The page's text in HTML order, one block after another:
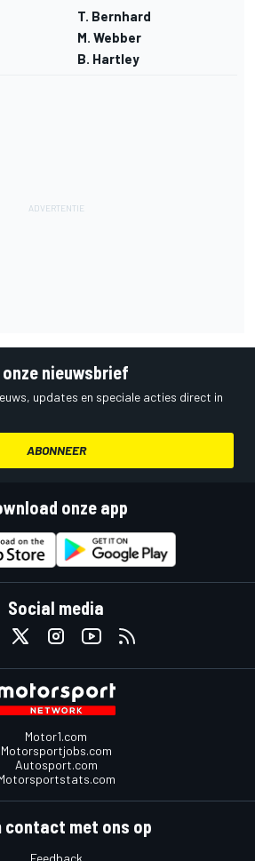
T. Bernhard
M. Webber
B. Hartley
nieuwsbrief
updates en speciale acties direct in
ABONNEER
onze app
Social media
Motor1.com
Motorsportjobs.com
Autosport.com
contact met ons op
Feedback